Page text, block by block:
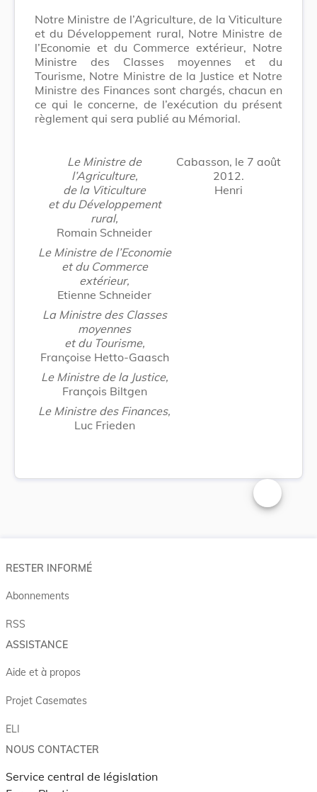
Notre Ministre de l’Agriculture, de la Viticulture
et du Développement rural, Notre Ministre de
l’Economie et du Commerce extérieur, Notre
Ministre des Classes moyennes et du
Tourisme, Notre Ministre de la Justice et Notre
Ministre des Finances sont chargés, chacun en
ce qui le concerne, de l’exécution du présent
règlement qui sera publié au Mémorial.
Le Ministre de
l’Agriculture,
de la Viticulture
et du Développement
rural,
Romain Schneider
Le Ministre de l’Economie
et du Commerce
extérieur,
Etienne Schneider
La Ministre des Classes
moyennes
et du Tourisme,
Françoise Hetto-Gaasch
Le Ministre de la Justice,
François Biltgen
Le Ministre des Finances,
Luc Frieden
Cabasson, le 7 août
2012.
Henri
Changer la
RESTER INFORMÉ
Abonnements
RSS
ASSISTANCE
Aide et à propos
Projet Casemates
ELI
NOUS CONTACTER
Service central de législation